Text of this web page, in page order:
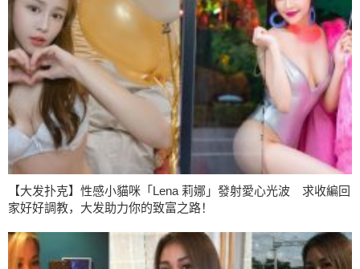
【大发扑克】性感小貓咪「Lena 莉娜」發射愛心光波 求收編回
家好好調教，大发助力你的致富之路！